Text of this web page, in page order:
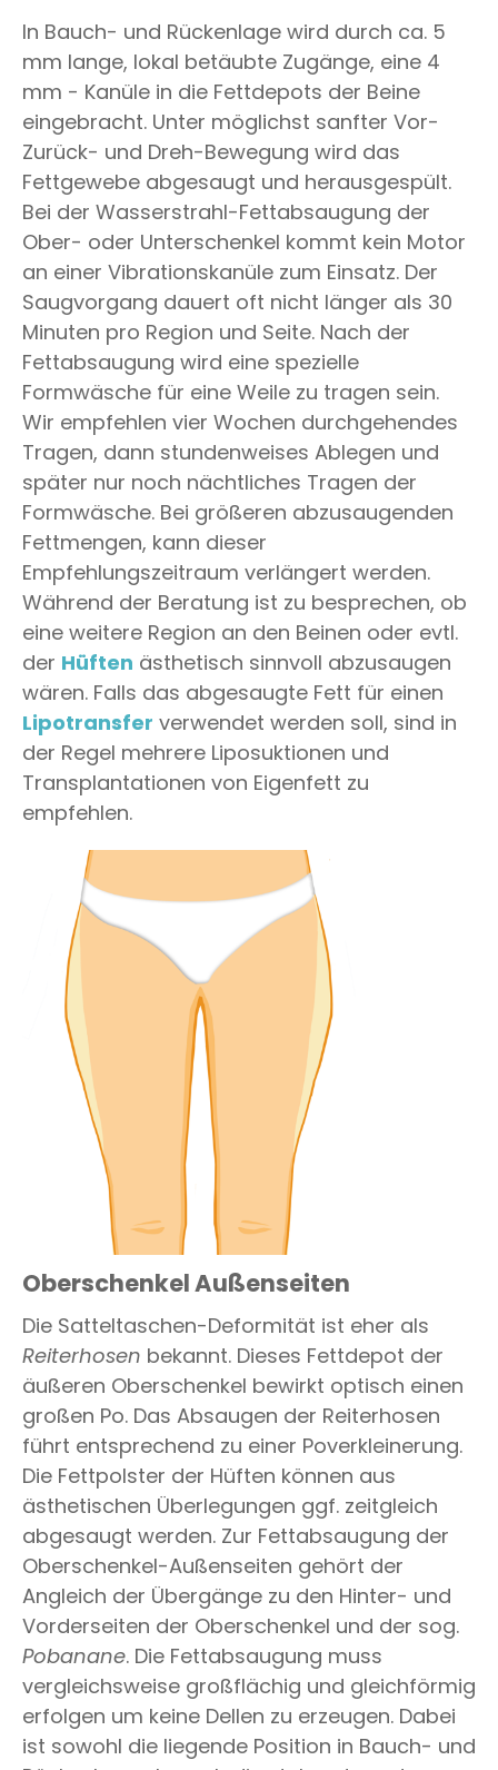
In Bauch- und Rückenlage wird durch ca. 5
mm lange, lokal betäubte Zugänge, eine 4
mm - Kanüle in die Fettdepots der Beine
eingebracht. Unter möglichst sanfter Vor-
Zurück- und Dreh-Bewegung wird das
Fettgewebe abgesaugt und herausgespült.
Bei der Wasserstrahl-Fettabsaugung der
Ober- oder Unterschenkel kommt kein Motor
an einer Vibrationskanüle zum Einsatz. Der
Saugvorgang dauert oft nicht länger als 30
Minuten pro Region und Seite. Nach der
Fettabsaugung wird eine spezielle
Formwäsche für eine Weile zu tragen sein.
Wir empfehlen vier Wochen durchgehendes
Tragen, dann stundenweises Ablegen und
später nur noch nächtliches Tragen der
Formwäsche. Bei größeren abzusaugenden
Fettmengen, kann dieser
Empfehlungszeitraum verlängert werden.
Während der Beratung ist zu besprechen, ob
eine weitere Region an den Beinen oder evtl.
der Hüften ästhetisch sinnvoll abzusaugen
wären. Falls das abgesaugte Fett für einen
Lipotransfer verwendet werden soll, sind in
der Regel mehrere Liposuktionen und
Transplantationen von Eigenfett zu
empfehlen.
Oberschenkel Außenseiten
Die Satteltaschen-Deformität ist eher als
Reiterhosen bekannt. Dieses Fettdepot der
äußeren Oberschenkel bewirkt optisch einen
großen Po. Das Absaugen der Reiterhosen
führt entsprechend zu einer Poverkleinerung.
Die Fettpolster der Hüften können aus
ästhetischen Überlegungen ggf. zeitgleich
abgesaugt werden. Zur Fettabsaugung der
Oberschenkel-Außenseiten gehört der
Angleich der Übergänge zu den Hinter- und
Vorderseiten der Oberschenkel und der sog.
Pobanane. Die Fettabsaugung muss
vergleichsweise großflächig und gleichförmig
erfolgen um keine Dellen zu erzeugen. Dabei
ist sowohl die liegende Position in Bauch- und